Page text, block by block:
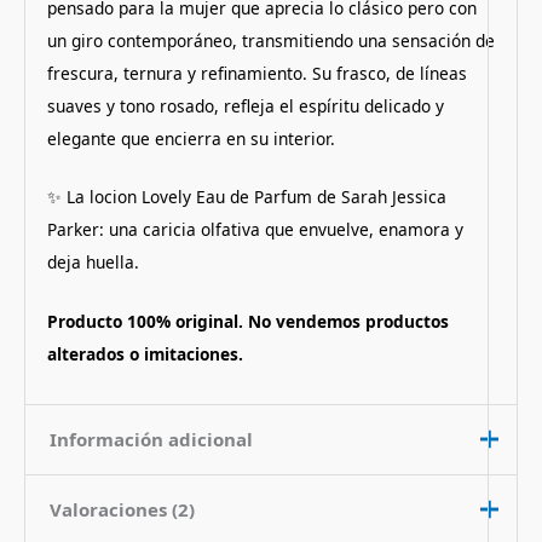
pensado para la mujer que aprecia lo clásico pero con
un giro contemporáneo, transmitiendo una sensación de
frescura, ternura y refinamiento. Su frasco, de líneas
suaves y tono rosado, refleja el espíritu delicado y
elegante que encierra en su interior.
✨ La locion Lovely Eau de Parfum de Sarah Jessica
Parker: una caricia olfativa que envuelve, enamora y
deja huella.
Producto 100% original. No vendemos productos
alterados o imitaciones.
Información adicional
Contenido
Valoraciones (2)